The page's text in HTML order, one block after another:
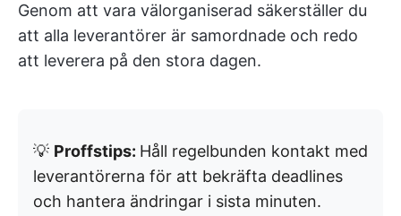
Genom att vara välorganiserad säkerställer du
att alla leverantörer är samordnade och redo
att leverera på den stora dagen.
💡 Proffstips: Håll regelbunden kontakt med
leverantörerna för att bekräfta deadlines
och hantera ändringar i sista minuten.